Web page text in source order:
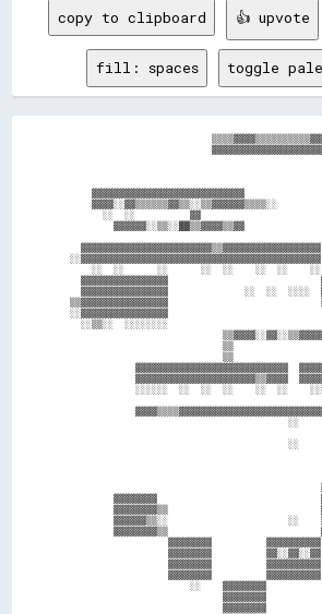
copy to clipboard 👍 upvote
fill: spaces toggle
░░  ░░
░░  ░░      ░░      ░░  ░░
▓▓▓▓▓▓▓▓▓▓▓▓▓▓▓▓
▓▓▓▓▓▓▓▓▓▓▓▓▓▓▓▓              ░░  ░░  ░░░░
▒▒▓▓▓▓▓▓▓▓▓▓▓▓▓▓▓▓
░░▒▒░░
▓▓▓▓▓▓▓▓▓▓▓▓▓▓▓▓▓▓▓▓▓▓▓▓▓▓▓▓
▓▓▓▓▓▓▓▓▓▓▓▓▓▓▓▓▓▓▓▓▓▓▒▒▓▓▓▓
░░░░░░  ░░  ░░  ░░    ░░  ░░
░░
▓▓▓▓▓▓▓▓
▓▓▓▓▓▓▓▓▒▒
▓▓▓▓▓▓▒▒░░
▓▓▓▓▓▓▓▓▒▒
▓▓▓▓▓▓▓▓
▓▓▓▓▓▓▓▓
▓▓▓▓▓▓▓▓
▓▓▓▓▓▓▓▓
░░